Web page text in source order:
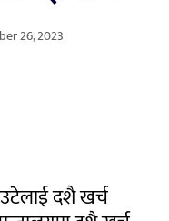
26, 2023
दशै खर्च